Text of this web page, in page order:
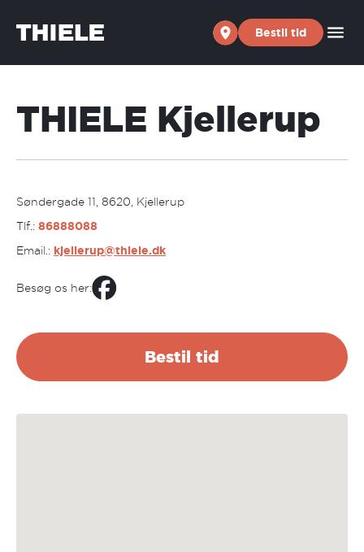
Bestil tid
THIELE Kjellerup
Søndergade 11, 8620, Kjellerup
Tlf.: 86888088
Email.: kjellerup@thiele.dk
Besøg os her:
Bestil tid